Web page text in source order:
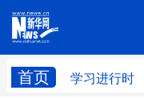
首页 学习进行时